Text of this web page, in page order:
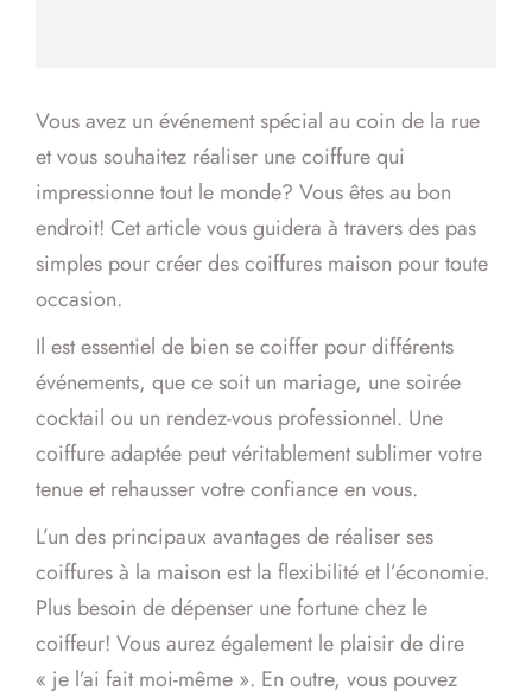
Vous avez un événement spécial au coin de la rue
et vous souhaitez réaliser une coiffure qui
impressionne tout le monde? Vous êtes au bon
endroit! Cet article vous guidera à travers des pas
simples pour créer des coiffures maison pour toute
occasion.
Il est essentiel de bien se coiffer pour différents
événements, que ce soit un mariage, une soirée
cocktail ou un rendez-vous professionnel. Une
coiffure adaptée peut véritablement sublimer votre
tenue et rehausser votre confiance en vous.
L’un des principaux avantages de réaliser ses
coiffures à la maison est la flexibilité et l’économie.
Plus besoin de dépenser une fortune chez le
coiffeur! Vous aurez également le plaisir de dire
« je l’ai fait moi-même ». En outre, vous pouvez